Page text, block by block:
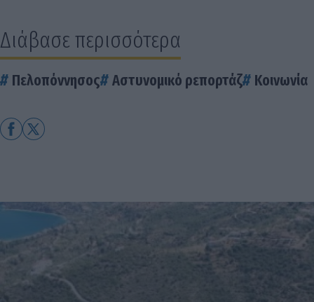
Διάβασε περισσότερα
Πελοπόννησος Αστυνομικό ρεπορτάζ Κοινωνία